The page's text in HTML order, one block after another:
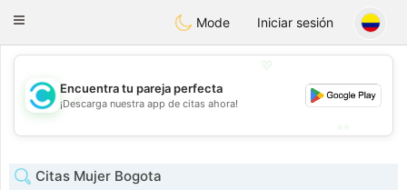
olombiaCitas
Toggle
Mode Iniciar sesión
💖
💕
Encuentra tu pareja perfecta
¡Descarga nuestra app de citas ahora!
Citas Mujer Bogota